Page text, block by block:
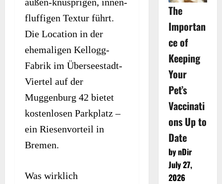
fluffigen Textur führt.
Die Location in der
ehemaligen Kellogg-
Fabrik im Überseestadt-
Viertel auf der
Muggenburg 42 bietet
kostenlosen Parkplatz –
ein Riesenvorteil in
Bremen.
Was wirklich
The
Importan
ce of
Keeping
Your
Pet’s
Vaccinati
ons Up to
Date
by nDir
July 27,
2026